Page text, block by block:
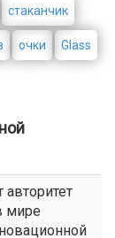
стаканчик
очки Glass
мире